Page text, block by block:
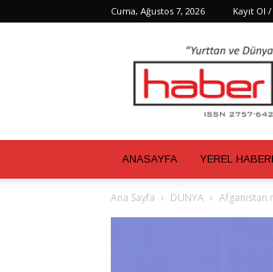
Cuma, Ağustos 7, 2026 Kayıt Ol /
ANASAYFA YEREL
Ana Sayfa DÜNYA Afganistan